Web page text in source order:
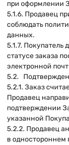
при оформлении
5.1.6. Продавец
соблюдать
данных.
5.1.7. Покупатель
статусе заказа
электронной
5.2.
5.2.1. Заказ
Продавец
подтверждении
указанной
5.2.2. Продавец
в одностороннем